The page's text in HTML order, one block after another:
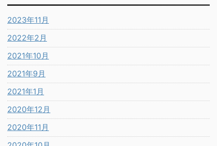
2023年11月
2022年2月
2021年10月
2021年9月
2021年1月
2020年12月
2020年11月